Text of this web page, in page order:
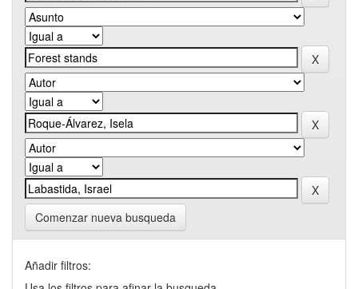
Comenzar nueva busqueda
Añadir filtros: